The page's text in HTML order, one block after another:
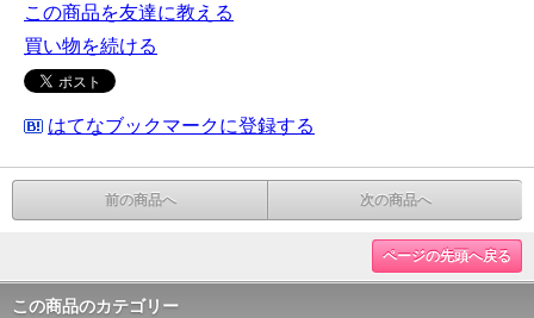
この商品を友達に教える
買い物を続ける
はてなブックマークに登録する
前の商品へ 次の商品へ
ページの先頭へ戻る
この商品のカテゴリー